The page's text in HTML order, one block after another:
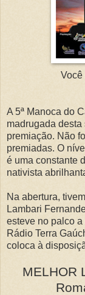
Você
A 5ª Manoca do
madrugada desta
premiação. Não
premiadas. O
é uma constante
nativista
Na abertura,
Lambari
esteve no palco
Rádio Terra
coloca à
MELHOR